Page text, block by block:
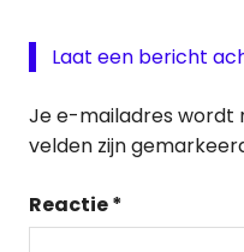
Laat een bericht
Je e-mailadres wordt
velden zijn
Reactie*